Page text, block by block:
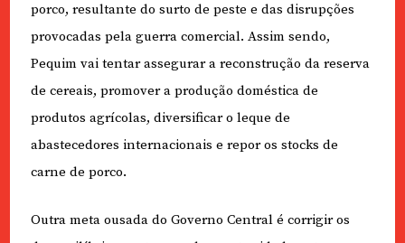
porco, resultante do surto de peste e das disrupções
provocadas pela guerra comercial. Assim sendo,
Pequim vai tentar assegurar a reconstrução da reserva
de cereais, promover a produção doméstica de
produtos agrícolas, diversificar o leque de
abastecedores internacionais e repor os stocks de
carne de porco.
Outra meta ousada do Governo Central é corrigir os